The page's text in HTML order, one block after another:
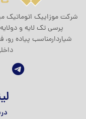
شرکت موزاييک اتوماتيک
پرسی تک لایه و
شیاردارمناسب پیاده رو،